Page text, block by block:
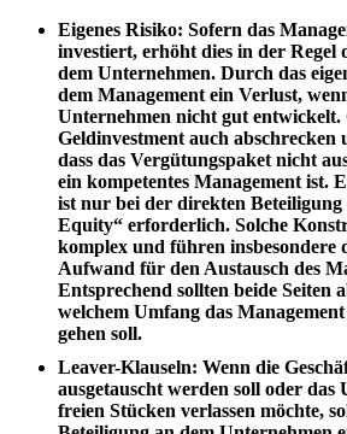
Eigenes Risiko: Sofern das
investiert, erhöht dies in der Regel
dem Unternehmen. Durch das
dem Management ein Verlust,
Unternehmen nicht gut entwickelt.
Geldinvestment auch abschrecken
dass das Vergütungspaket nicht
ein kompetentes Management ist.
ist nur bei der direkten Beteiligung
Equity“ erforderlich. Solche
komplex und führen insbesondere
Aufwand für den Austausch des
Entsprechend sollten beide Seiten
welchem Umfang das
gehen soll.
Leaver-Klauseln: Wenn die
ausgetauscht werden soll oder das
freien Stücken verlassen möchte,